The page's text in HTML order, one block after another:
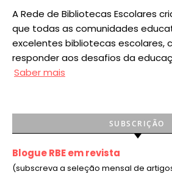
A Rede de Bibliotecas Escolares
que todas as comunidades
excelentes bibliotecas escolares,
responder aos desafios da
Saber mais
SUBSCRIÇÃO
Blogue RBE em revista
(subscreva a seleção mensal de